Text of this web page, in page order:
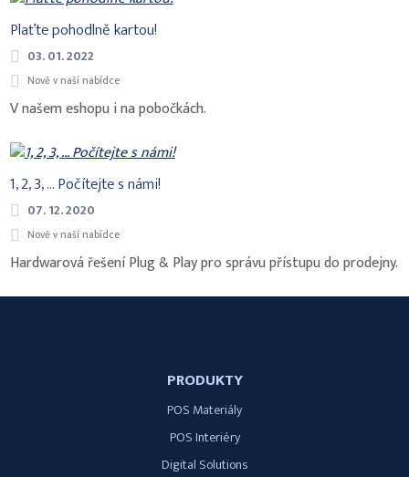
Plaťte pohodlně kartou!
03. 01. 2022
Nově v naší nabídce
V našem eshopu i na pobočkách.
1, 2, 3, ... Počítejte s námi!
07. 12. 2020
Nově v naší nabídce
Hardwarová řešení Plug & Play pro správu přístupu do prodejny.
PRODUKTY
POS Materiály
POS Interiéry
Digital Solutions